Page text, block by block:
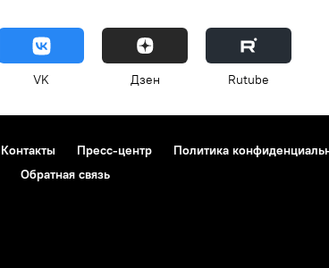
VK Дзен Rutube
Контакты Пресс-центр Политика
Обратная связь